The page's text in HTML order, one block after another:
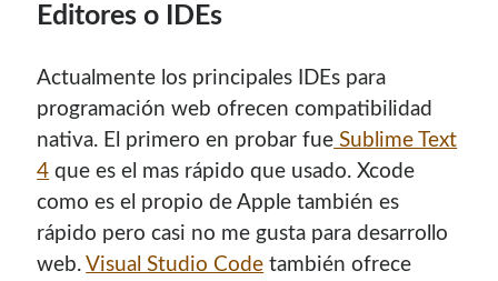
Humor Geek
Descargas
El Autor
Blogroll Geek
Codigeek0
Editores o IDEs
Actualmente los principales IDEs para
programación web ofrecen compatibilidad
nativa. El primero en probar fue Sublime Text
4 que es el mas rápido que usado. Xcode
como es el propio de Apple también es
rápido pero casi no me gusta para desarrollo
web. Visual Studio Code también ofrece